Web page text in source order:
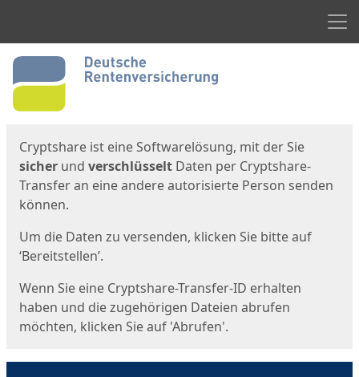
Start
Cryptshare ist eine Softwarelösung, mit der Sie
sicher und verschlüsselt Daten per Cryptshare-
Transfer an eine andere autorisierte Person senden
können.
Um die Daten zu versenden, klicken Sie bitte auf
‘Bereitstellen’.
Wenn Sie eine Cryptshare-Transfer-ID erhalten
haben und die zugehörigen Dateien abrufen
möchten, klicken Sie auf 'Abrufen'.